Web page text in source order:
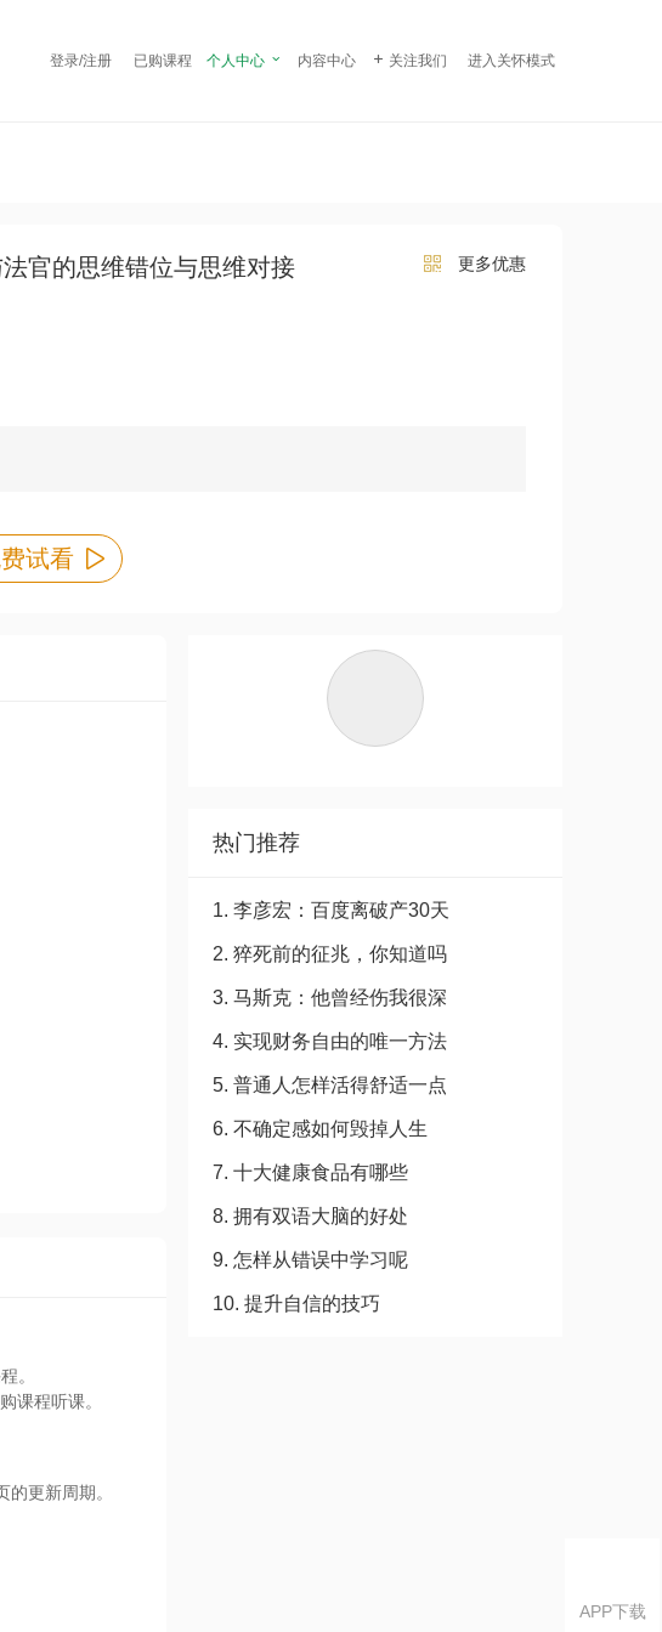
登录/注册 已购课程 个人中心  内容中心  关注我们 进入关怀模式
官的思维错位与思维对接 更多优惠
试看
热门推荐
1. 李彦宏：百度离破产30天
2. 猝死前的征兆，你知道吗
3. 马斯克：他曾经伤我很深
4. 实现财务自由的唯一方法
5. 普通人怎样活得舒适一点
6. 不确定感如何毁掉人生
7. 十大健康食品有哪些
8. 拥有双语大脑的好处
9. 怎样从错误中学习呢
10. 提升自信的技巧
。
课程听课。
更新周期。
APP下载